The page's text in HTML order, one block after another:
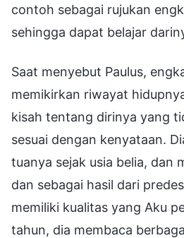
contoh sebagai rujukan
sehingga dapat belajar
Saat menyebut Paulus,
memikirkan riwayat
kisah tentang dirinya yang
sesuai dengan kenyataan.
tuanya sejak usia belia, dan
dan sebagai hasil dari
memiliki kualitas yang Aku
tahun, dia membaca